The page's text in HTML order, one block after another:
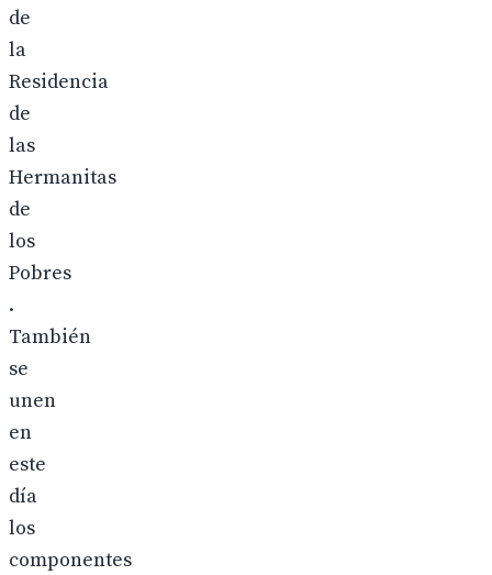
de
la
Residencia
de
las
Hermanitas
de
los
Pobres
.
También
se
unen
en
este
día
los
componentes